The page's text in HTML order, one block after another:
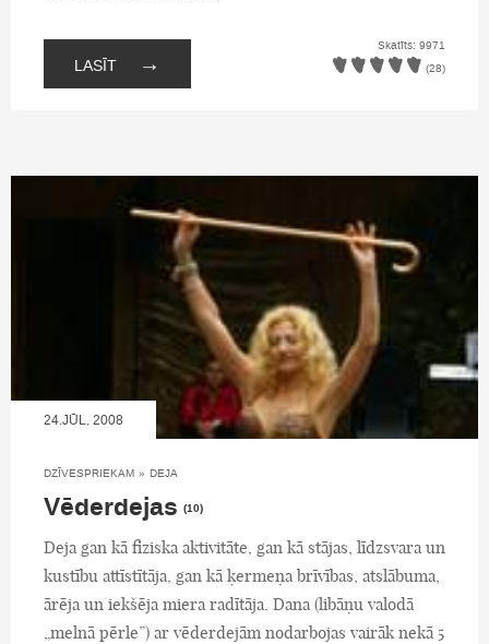
LASĪT →
Skatīts: 9971
(28)
24.JŪL, 2008
DZĪVESPRIEKAM » DEJA
Vēderdejas (10)
Deja gan kā fiziska aktivitāte, gan kā stājas, līdzsvara un
kustību attīstītāja, gan kā ķermeņa brīvības, atslābuma,
ārēja un iekšēja miera radītāja. Dana (libāņu valodā
„melnā pērle”) ar vēderdejām nodarbojas vairāk nekā 5